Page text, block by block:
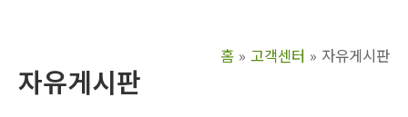
홈 고객센터 자유게시판
자유게시판